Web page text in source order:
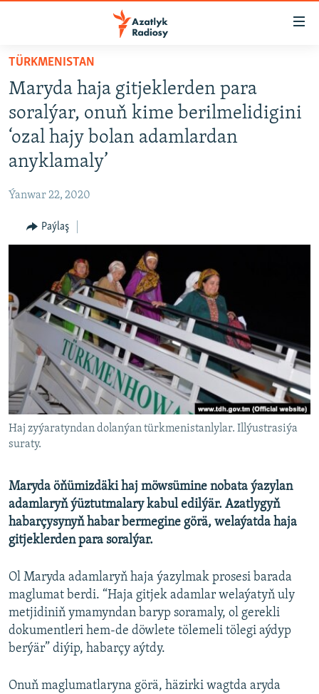
Esasy
dolan
Esasy
nawigasiýa
dolan
Gözlege
TÜRKMENISTAN
MERKEZI AZIÝA
HALKARA
MULTIMEDIA
FOTOSERGI
AÝ/AR-nyň ähli saýtlary
TÜRKMENISTAN
Maryda haja gitjeklerden para
soralýar, onuň kime berilmelidigini
‘ozal hajy bolan adamlardan
anyklamaly’
Ýanwar 22, 2020
Paýlaş
Haj zyýaratyndan dolanýan türkmenistanlylar. Illýustrasiýa
suraty.
Maryda öňümizdäki haj möwsümine nobata ýazylan
adamlaryň ýüztutmalary kabul edilýär. Azatlygyň
habarçysynyň habar bermegine görä, welaýatda haja
gitjeklerden para soralýar.
Ol Maryda adamlaryň haja ýazylmak prosesi barada
maglumat berdi. “Haja gitjek adamlar welaýatyň uly
metjidiniň ymamyndan baryp soramaly, ol gerekli
dokumentleri hem-de döwlete tölemeli tölegi aýdyp
berýär” diýip, habarçy aýtdy.
Onuň maglumatlaryna görä, häzirki wagtda aryda